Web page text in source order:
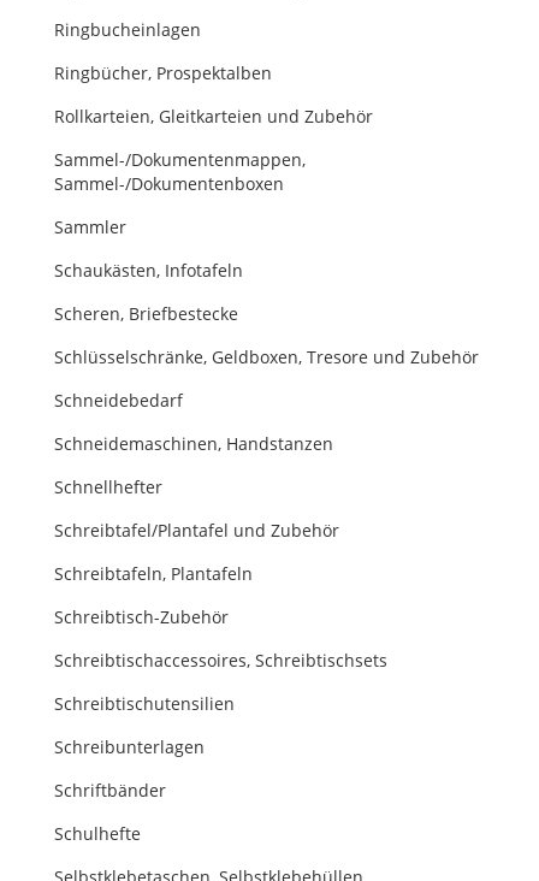
Ringbucheinlagen
Ringbücher, Prospektalben
Rollkarteien, Gleitkarteien und Zubehör
Sammel-/Dokumentenmappen,
Sammel-/Dokumentenboxen
Sammler
Schaukästen, Infotafeln
Scheren, Briefbestecke
Schlüsselschränke, Geldboxen, Tresore und Zubehör
Schneidebedarf
Schneidemaschinen, Handstanzen
Schnellhefter
Schreibtafel/Plantafel und Zubehör
Schreibtafeln, Plantafeln
Schreibtisch-Zubehör
Schreibtischaccessoires, Schreibtischsets
Schreibtischutensilien
Schreibunterlagen
Schriftbänder
Schulhefte